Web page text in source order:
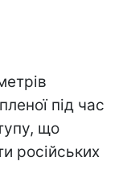
під час
що
російських